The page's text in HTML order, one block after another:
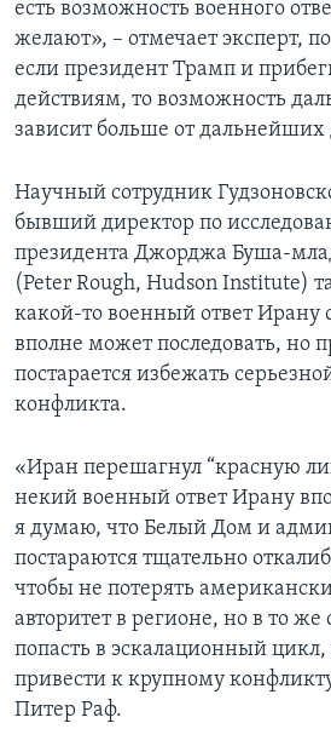
есть возможность военного
желают», – отмечает эксперт,
если президент Трамп и
действиям, то возможность
зависит больше от
Научный сотрудник
бывший директор по
президента Джорджа Буша-
(Peter Rough, Hudson Institute)
какой-то военный ответ
вполне может последовать, но
постарается избежать
конфликта.
«Иран перешагнул “красную
некий военный ответ Ирану
я думаю, что Белый Дом и
постараются тщательно
чтобы не потерять
авторитет в регионе, но в то
попасть в эскалационный
привести к крупному
Питер Раф.